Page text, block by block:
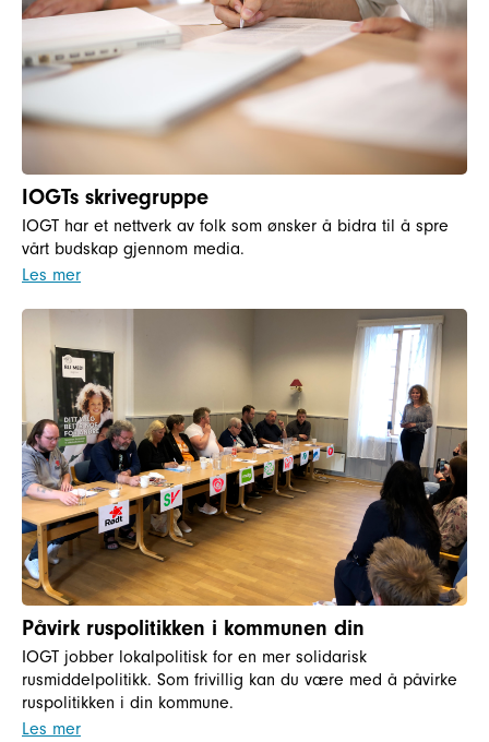
IOGTs skrivegruppe
IOGT har et nettverk av folk som ønsker å bidra til å spre
vårt budskap gjennom media.
Les mer
Påvirk ruspolitikken i kommunen din
IOGT jobber lokalpolitisk for en mer solidarisk
rusmiddelpolitikk. Som frivillig kan du være med å påvirke
ruspolitikken i din kommune.
Les mer